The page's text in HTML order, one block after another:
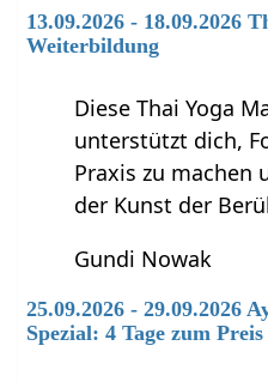
13.09.2026 - 18.09.2026
Weiterbildung
Diese Thai Yoga
unterstützt dich,
Praxis zu machen
der Kunst der
Gundi Nowak
25.09.2026 - 29.09.2026
Spezial: 4 Tage zum